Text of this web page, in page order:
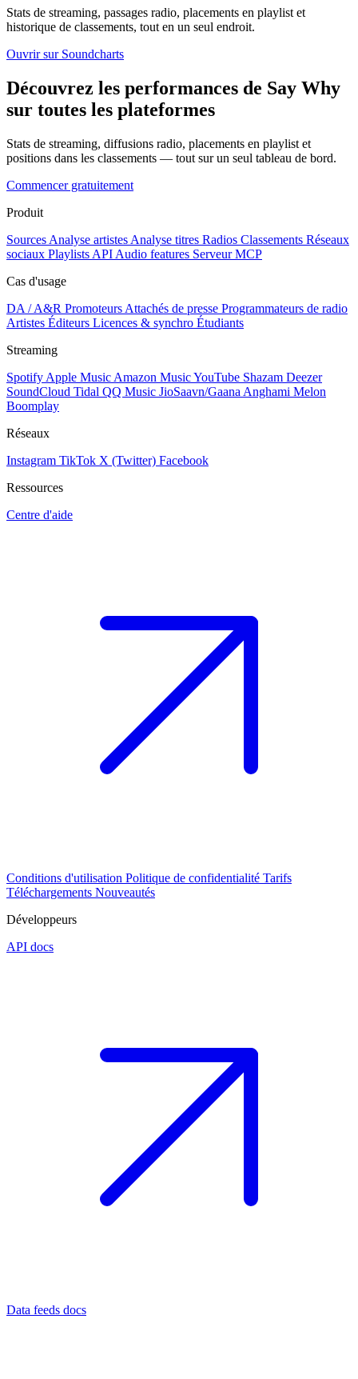
Stats de streaming, passages radio, placements en playlist et
historique de classements, tout en un seul endroit.
Ouvrir sur Soundcharts
Découvrez les performances de Say Why
sur toutes les plateformes
Stats de streaming, diffusions radio, placements en playlist et
positions dans les classements — tout sur un seul tableau de bord.
Commencer gratuitement
Produit
Sources Analyse artistes Analyse titres Radios Classements Réseaux
sociaux Playlists API Audio features Serveur MCP
Cas d'usage
DA / A&R Promoteurs Attachés de presse Programmateurs de radio
Artistes Éditeurs Licences & synchro Étudiants
Streaming
Spotify Apple Music Amazon MusicYouTube Shazam Deezer
SoundCloud Tidal QQ Music JioSaavn/Gaana Anghami Melon
Boomplay
Réseaux
Instagram TikTok X (Twitter) Facebook
Ressources
Centre d'aide
Conditions d'utilisation Politique de confidentialité Tarifs
Téléchargements Nouveautés
Développeurs
API docs
Data feeds docs